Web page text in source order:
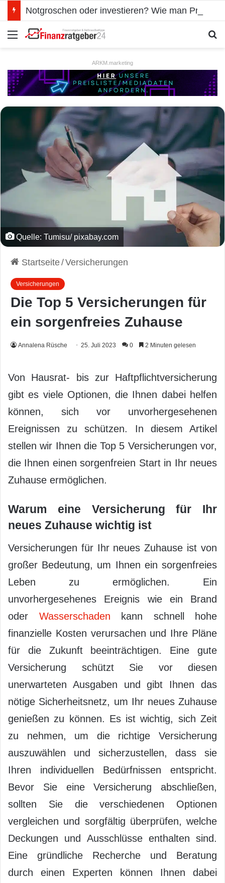
Menü
ARKM.marketing
Quelle: Tumisu/ pixabay.com
Startseite/Versicherungen
Versicherungen
Die Top 5 Versicherungen für
ein sorgenfreies Zuhause
Annalena Rüsche 25. Juli 2023 0 2 Minuten gelesen
Von Hausrat- bis zur Haftpflichtversicherung
gibt es viele Optionen, die Ihnen dabei helfen
können, sich vor unvorhergesehenen
Ereignissen zu schützen. In diesem Artikel
stellen wir Ihnen die Top 5 Versicherungen vor,
die Ihnen einen sorgenfreien Start in Ihr neues
Zuhause ermöglichen.
Warum eine Versicherung für Ihr
neues Zuhause wichtig ist
Versicherungen für Ihr neues Zuhause ist von
großer Bedeutung, um Ihnen ein sorgenfreies
Leben zu ermöglichen. Ein
unvorhergesehenes Ereignis wie ein Brand
oder Wasserschaden kann schnell hohe
finanzielle Kosten verursachen und Ihre Pläne
für die Zukunft beeinträchtigen. Eine gute
Versicherung schützt Sie vor diesen
unerwarteten Ausgaben und gibt Ihnen das
nötige Sicherheitsnetz, um Ihr neues Zuhause
genießen zu können. Es ist wichtig, sich Zeit
zu nehmen, um die richtige Versicherung
auszuwählen und sicherzustellen, dass sie
Ihren individuellen Bedürfnissen entspricht.
Bevor Sie eine Versicherung abschließen,
sollten Sie die verschiedenen Optionen
vergleichen und sorgfältig überprüfen, welche
Deckungen und Ausschlüsse enthalten sind.
Eine gründliche Recherche und Beratung
durch einen Experten können Ihnen dabei